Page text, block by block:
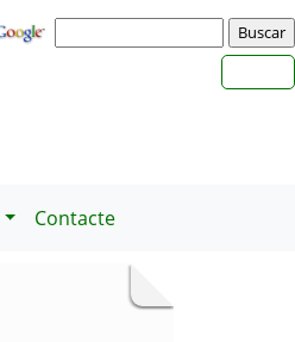
Contacte